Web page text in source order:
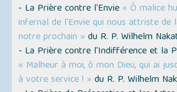
- La Prière contre l'Envie « Ô malice
infernal de l'Envie qui nous attriste de
notre prochain » du R. P. Wilhelm
- La Prière contre l'Indifférence et la
« Malheur à moi, ô mon Dieu, qui ai
à votre service ! » du R. P. Wilhelm